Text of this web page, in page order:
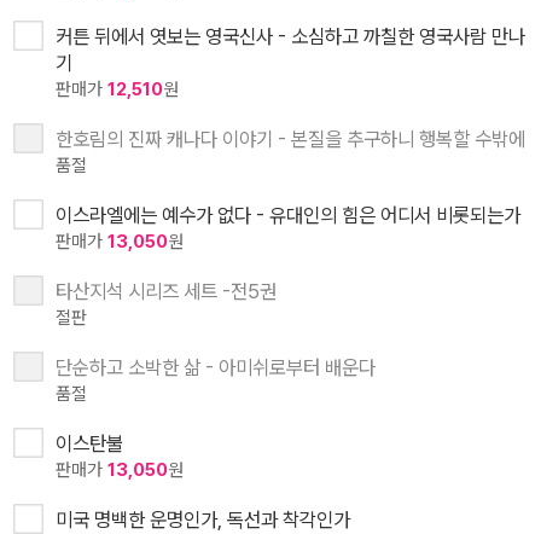
커튼 뒤에서 엿보는 영국신사 - 소심하고 까칠한 영국사람 만나
기
판매가 12,510원
한호림의 진짜 캐나다 이야기 - 본질을 추구하니 행복할 수밖에
품절
이스라엘에는 예수가 없다 - 유대인의 힘은 어디서 비롯되는가
판매가 13,050원
타산지석 시리즈 세트 -전5권
절판
단순하고 소박한 삶 - 아미쉬로부터 배운다
품절
이스탄불
판매가 13,050원
미국 명백한 운명인가, 독선과 착각인가